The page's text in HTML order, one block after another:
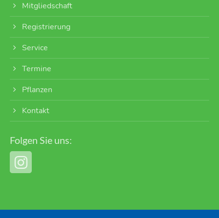
Mitgliedschaft
Registrierung
Service
Termine
Pflanzen
Kontakt
Folgen Sie uns: